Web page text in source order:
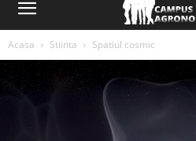
Acasa Stiinta Spatiul cosmic